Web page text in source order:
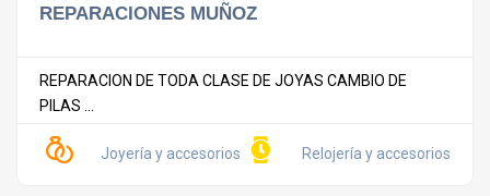
REPARACIONES MUÑOZ
REPARACION DE TODA CLASE DE JOYAS CAMBIO DE
PILAS ...
Joyería y accesorios Relojería y accesorios